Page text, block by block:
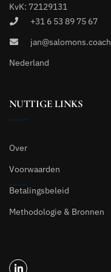
KvK: 72129131
+31 6 53 89 75 67
jan@salomons.coach
Nederland
NUTTIGE LINKS
Over
Voorwaarden
Betalingsbeleid
Methodologie & Bronnen